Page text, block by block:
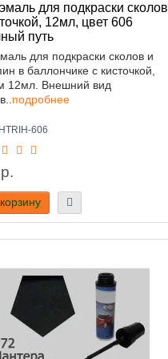
для подкраски сколов
12мл, цвет 606
путь
для подкраски сколов и
в баллончике с кисточкой,
12мл. Внешний вид
подробнее
606